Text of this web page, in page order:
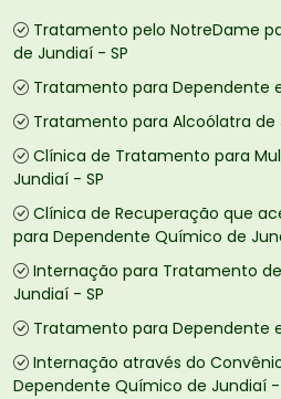
Tratamento pelo NotreDame
de Jundiaí - SP
Tratamento para Dependente
Tratamento para Alcoólatra de
Clínica de Tratamento para
Jundiaí - SP
Clínica de Recuperação que
para Dependente Químico de
Internação para Tratamento
Jundiaí - SP
Tratamento para Dependente
Internação através do
Dependente Químico de Jundiaí -